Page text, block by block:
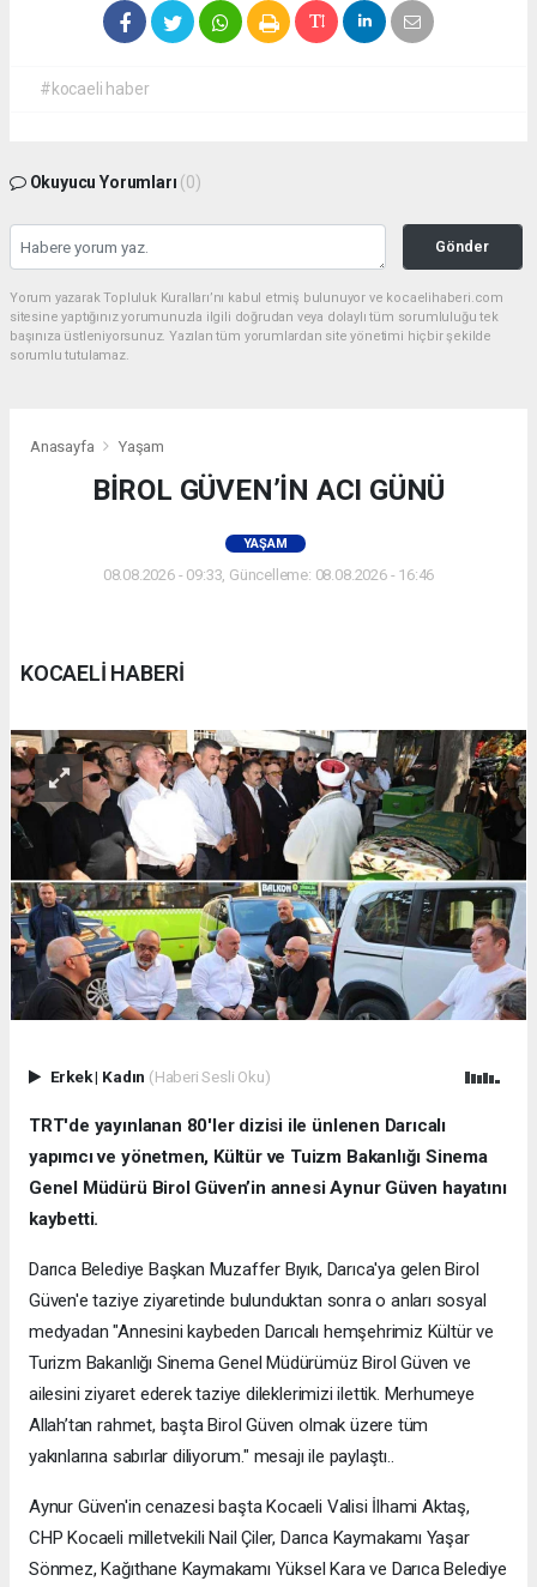
#kocaeli haber
Okuyucu Yorumları (0)
Gönder
Yorum yazarak Topluluk Kuralları’nı kabul etmiş bulunuyor ve kocaelihaberi.com
sitesine yaptığınız yorumunuzla ilgili doğrudan veya dolaylı tüm sorumluluğu tek
başınıza üstleniyorsunuz. Yazılan tüm yorumlardan site yönetimi hiçbir şekilde
sorumlu tutulamaz.
Anasayfa Yaşam
BİROL GÜVEN’İN ACI GÜNÜ
YAŞAM
08.08.2026 - 09:33, Güncelleme: 08.08.2026 - 16:46
KOCAELİ HABERİ
Erkek| Kadın (Haberi Sesli Oku)
TRT'de yayınlanan 80'ler dizisi ile ünlenen Darıcalı
yapımcı ve yönetmen, Kültür ve Tuizm Bakanlığı Sinema
Genel Müdürü Birol Güven’in annesi Aynur Güven hayatını
kaybetti.
Darıca Belediye Başkan Muzaffer Bıyık, Darıca'ya gelen Birol
Güven'e taziye ziyaretinde bulunduktan sonra o anları sosyal
medyadan "Annesini kaybeden Darıcalı hemşehrimiz Kültür ve
Turizm Bakanlığı Sinema Genel Müdürümüz Birol Güven ve
ailesini ziyaret ederek taziye dileklerimizi ilettik. Merhumeye
Allah’tan rahmet, başta Birol Güven olmak üzere tüm
yakınlarına sabırlar diliyorum." mesajı ile paylaştı..
Aynur Güven'in cenazesi başta Kocaeli Valisi İlhami Aktaş,
CHP Kocaeli milletvekili Nail Çiler, Darıca Kaymakamı Yaşar
Sönmez, Kağıthane Kaymakamı Yüksel Kara ve Darıca Belediye